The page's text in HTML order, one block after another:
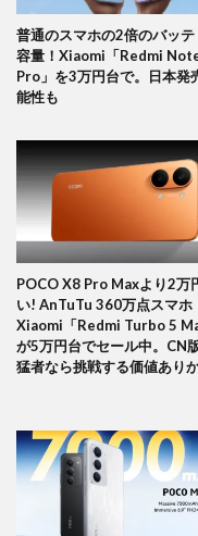
普通のスマホの2倍のバッテ
容量！Xiaomi「Redmi
Pro」を3万円台で。日本発
能性も
POCO X8 Pro Maxより2万
い! AnTuTu 360万点スマホ
Xiaomi「Redmi Turbo 5
が5万円台でセール中。CN
猛者なら挑戦する価値あり